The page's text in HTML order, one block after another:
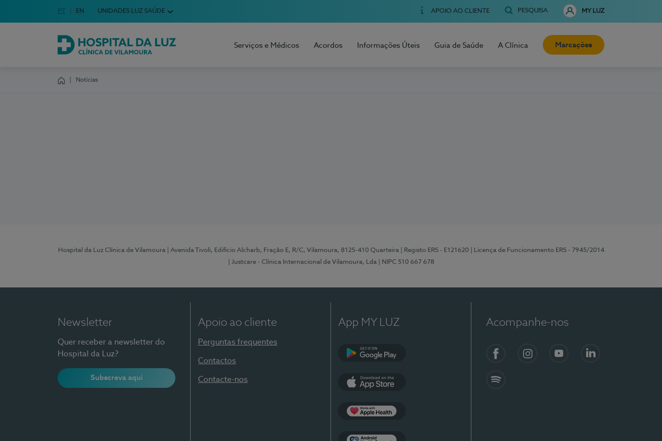
Escolha o seu idioma
Idioma em Português
PT English Language
EN UNIDADES LUZ SAÚDE APOIO AO CLIENTE PESQUISA MY LUZ
Hospital da Luz Clínica de Vilamoura
Serviços e Médicos Acordos Informações Úteis Guia de Saúde A Clínica Marcações
Notícias
Hospital da Luz Clínica de Vilamoura | Avenida Tivoli, Edifício Alcharb, Fração E, R/C, Vilamoura, 8125-410 Quarteira | Registo ERS - E121620
| Licença de Funcionamento ERS - 7945/2014
| Justcare - Clínica Internacional de Vilamoura, Lda
| NIPC 510 667 678
Newsletter
Quer receber a newsletter do
Hospital da Luz?
Subscreva aqui
Apoio ao cliente
Perguntas frequentes
Contactos
Contacte-nos
App MY LUZ Acompanhe-nos